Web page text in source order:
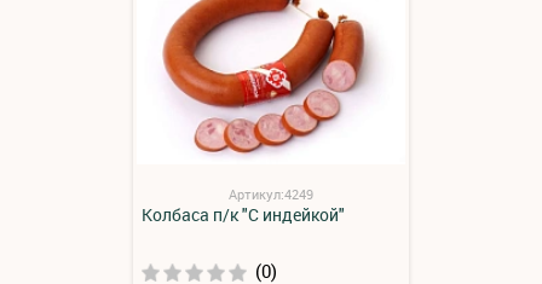
Артикул:4249
Колбаса п/к "С индейкой"
(0)